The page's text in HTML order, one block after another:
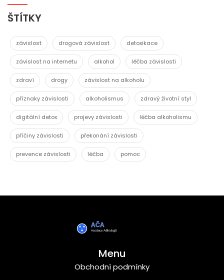
ŠTÍTKY
závislost drogová závislost detoxikace
závislost na internetu alkohol léčba závislosti
zdraví drogy závislost na alkoholu
příznaky závislosti alkoholismus zdravý životní styl
digitální detox projevy závislosti léčba alkoholismu
příčiny závislosti překonání závislosti
prevence závislosti léčba pomoc
Menu
Obchodní podmínky